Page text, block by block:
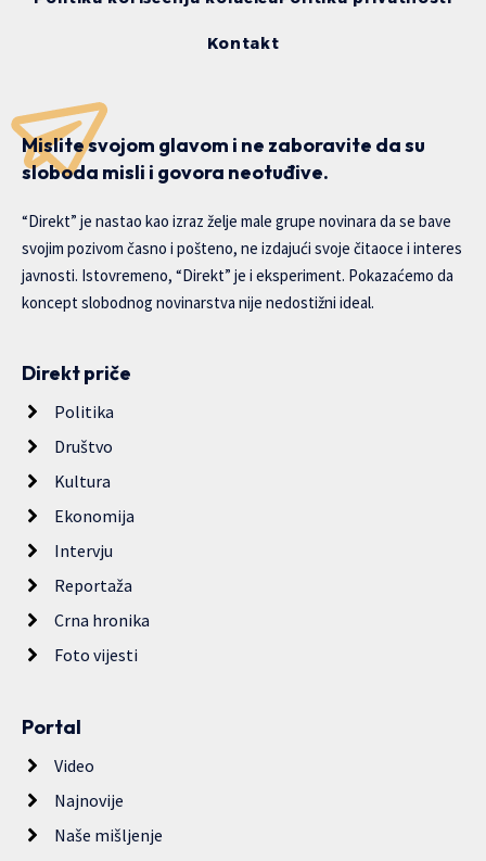
Kontakt
Mislite svojom glavom i ne zaboravite da su
sloboda misli i govora neotuđive.
“Direkt” je nastao kao izraz želje male grupe novinara da se bave
svojim pozivom časno i pošteno, ne izdajući svoje čitaoce i interes
javnosti. Istovremeno, “Direkt” je i eksperiment. Pokazaćemo da
koncept slobodnog novinarstva nije nedostižni ideal.
Direkt priče
Politika
Društvo
Kultura
Ekonomija
Intervju
Reportaža
Crna hronika
Foto vijesti
Portal
Video
Najnovije
Naše mišljenje